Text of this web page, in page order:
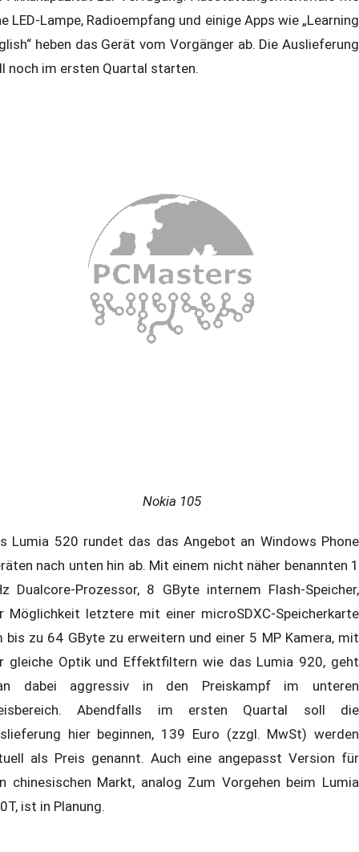
LED-Lampe, Radioempfang und einige Apps wie „Learning
heben das Gerät vom Vorgänger ab. Die Auslieferung
noch im ersten Quartal starten.
Nokia 105
Lumia 520 rundet das das Angebot an Windows Phone
nach unten hin ab. Mit einem nicht näher benannten 1
Dualcore-Prozessor, 8 GByte internem Flash-Speicher,
Möglichkeit letztere mit einer microSDXC-Speicherkarte
bis zu 64 GByte zu erweitern und einer 5 MP Kamera, mit
gleiche Optik und Effektfiltern wie das Lumia 920, geht
dabei aggressiv in den Preiskampf im unteren
Abendfalls im ersten Quartal soll die
hier beginnen, 139 Euro (zzgl. MwSt) werden
als Preis genannt. Auch eine angepasst Version für
chinesischen Markt, analog Zum Vorgehen beim Lumia
ist in Planung.